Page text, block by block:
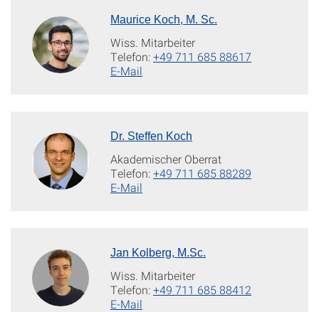
Maurice Koch, M. Sc.
Wiss. Mitarbeiter
Telefon:+49 711 685 88617
E-Mail
Dr. Steffen Koch
Akademischer Oberrat
Telefon:+49 711 685 88289
E-Mail
Jan Kolberg, M.Sc.
Wiss. Mitarbeiter
Telefon:+49 711 685 88412
E-Mail